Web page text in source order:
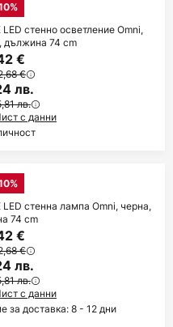
LED стенно осветление Omni,
дължина 74 cm
€
€
лв.
лв.
с данни
LED стенна лампа Omni, черна,
74 cm
€
€
лв.
лв.
с данни
за доставка: 8 - 12 дни